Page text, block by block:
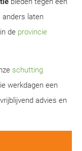
anders laten
de provincie
schutting
werkdagen een
advies en